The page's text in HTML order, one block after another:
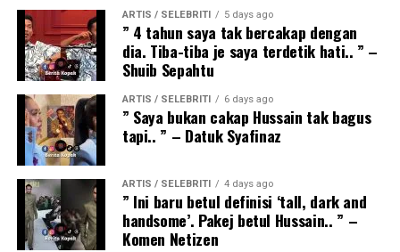
ARTIS / SELEBRITI 5 days ago
” 4 tahun saya tak bercakap dengan
dia. Tiba-tiba je saya terdetik hati.. ” –
Shuib Sepahtu
ARTIS / SELEBRITI 6 days ago
” Saya bukan cakap Hussain tak bagus
tapi.. ” – Datuk Syafinaz
ARTIS / SELEBRITI 4 days ago
” Ini baru betul definisi ‘tall, dark and
handsome’. Pakej betul Hussain.. ” –
Komen Netizen